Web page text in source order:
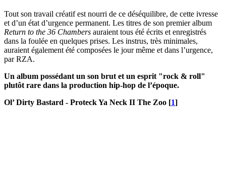
Tout son travail créatif est nourri de ce déséquilibre, de cette ivresse
et d’un état d’urgence permanent. Les titres de son premier album
Return to the 36 Chambers auraient tous été écrits et enregistrés
dans la foulée en quelques prises. Les instrus, très minimales,
auraient également été composées le jour même et dans l’urgence,
par RZA.
Un album possédant un son brut et un esprit "rock & roll"
plutôt rare dans la production hip-hop de l’époque.
Ol’ Dirty Bastard - Proteck Ya Neck II The Zoo [1]